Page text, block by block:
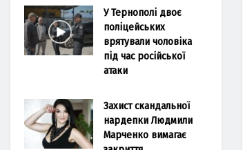
У Тернополі двоє
поліцейських
врятували чоловіка
під час російської
атаки
Захист скандальної
нардепки Людмили
Марченко вимагає